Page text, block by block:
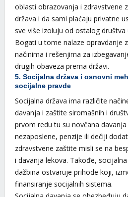
oblasti obrazovanja i zdravstvene
država i da sami plaćaju privatne
sve više izoluju od ostalog društva
Bogati u tome nalaze opravdanje
načinima i rešenjima za
drugih obaveza prema državi.
5. Socijalna država i osnovni
socijalne pravde
Socijalna država ima različite
davanja i zaštite siromašnih i
prvom redu tu su novčana
nezaposlene, penzije ili dečiji
zdravstvene zaštite misli se na
i davanja lekova. Takođe,
dažbina ostvaruje prihode koji,
finansiranje socijalnih sistema.